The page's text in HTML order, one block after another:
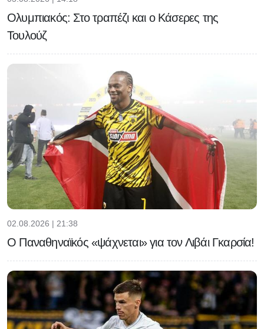
Ολυμπιακός: Στο τραπέζι και ο Κάσερες της
Τουλούζ
02.08.2026 | 21:38
Ο Παναθηναϊκός «ψάχνεται» για τον Λιβάι Γκαρσία!